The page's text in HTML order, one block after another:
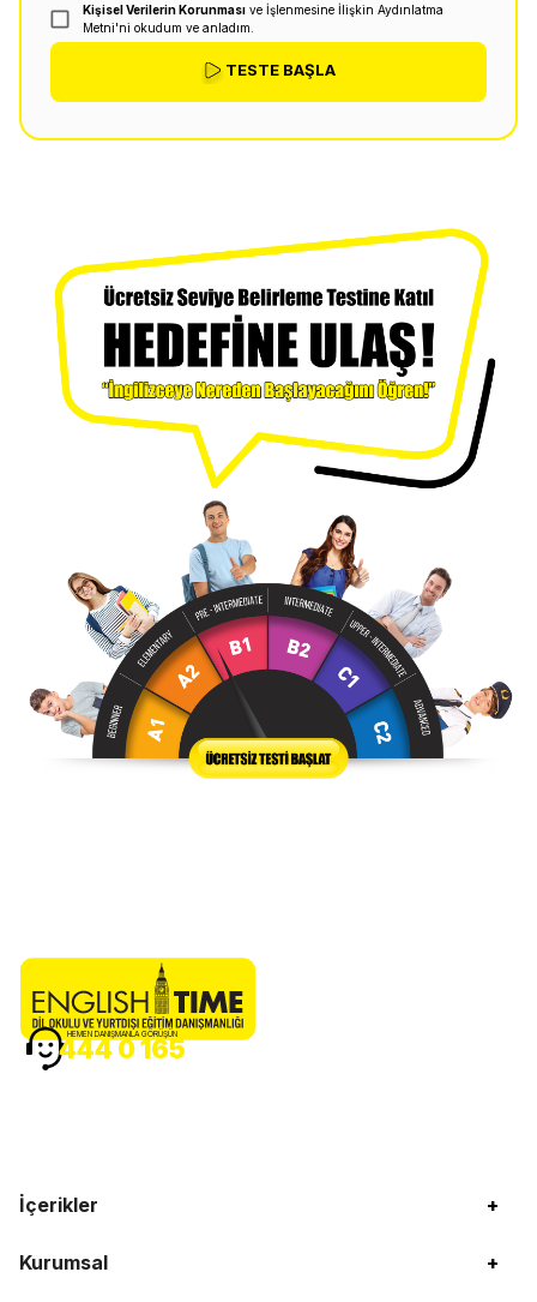
Kişisel Verilerin Korunması ve İşlenmesine İlişkin Aydınlatma
Metni'ni okudum ve anladım.
TESTE BAŞLA
İçerikler +
Kurumsal +
HEMEN DANIŞMANLA GÖRÜŞÜN
444 0 165